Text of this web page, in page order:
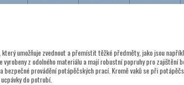
umožňuje zvednout a přemístit těžké předměty, jako jsou
vyrobeny z odolného materiálu a mají robustní popruhy pro zajištění
provádění potápěčských prací. Kromě vaků se při
do potrubí.